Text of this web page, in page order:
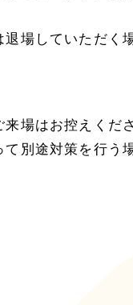
場していただく
場はお控えくださ
別途対策を行う